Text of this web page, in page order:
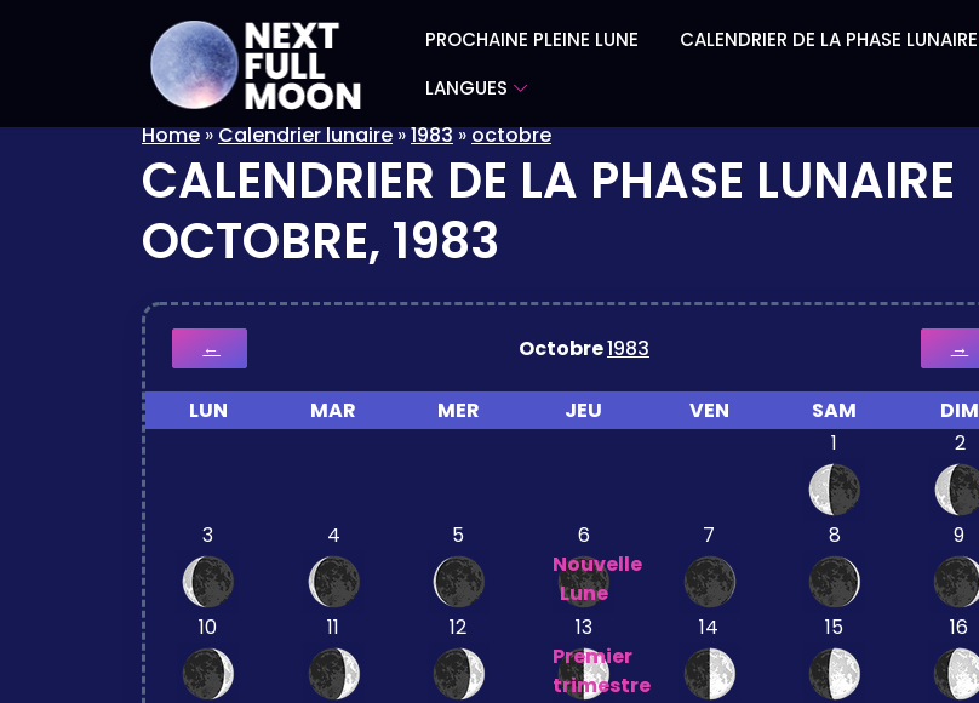
PROCHAINE PLEINE LUNE CALENDRIER DE LA PHASE LUNAIRE
LANGUES
Home»Calendrier lunaire»1983»octobre
CALENDRIER DE LA PHASE LUNAIRE
OCTOBRE, 1983
← Octobre1983 →
LUN MAR MER JEU VEN SAM
DIM
1
2
3 4 5
6
Nouvelle
Lune
7 8 9
10 11 12
13
Premier
trimestre
14 15 16